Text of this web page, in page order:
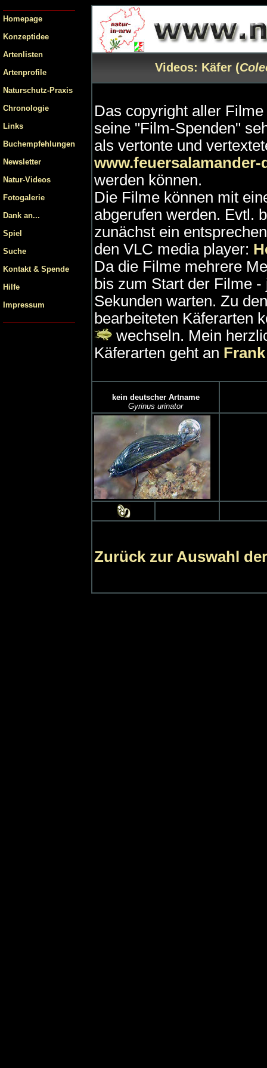
Homepage
Konzeptidee
Artenlisten
Artenprofile
Naturschutz-Praxis
Chronologie
Links
Buchempfehlungen
Newsletter
Natur-Videos
Fotogalerie
Dank an...
Spiel
Suche
Kontakt & Spende
Hilfe
Impressum
Videos: Käfer (
Das copyright aller
seine "Film-Spenden"
als vertonte und
www.feuersalamander-
werden können.
Die Filme können mit
abgerufen werden. Evtl.
zunächst ein
den VLC media player:
Da die Filme mehrere
bis zum Start der Filme
Sekunden warten. Zu
bearbeiteten Käferarten
wechseln. Mein
Käferarten geht an
kein deutscher Artname
Gyrinus urinator
Zurück zur Auswahl